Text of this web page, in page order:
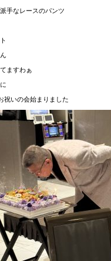
手なレースのパンツ
ますわぁ
祝いの会始まりました